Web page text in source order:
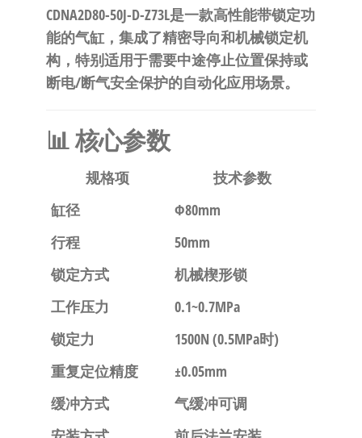
CDNA2D80-50J-D-Z73L是一款高性能带锁定功
能的气缸，集成了精密导向和机械锁定机
构，特别适用于需要中途停止位置保持或
断电/断气安全保护的自动化应用场景。
📊 核心参数
规格项
技术参数
缸径
Φ80mm
行程
50mm
锁定方式
机械楔形锁
工作压力
0.1~0.7MPa
锁定力
1500N (0.5MPa时)
重复定位精度
±0.05mm
缓冲方式
气缓冲可调